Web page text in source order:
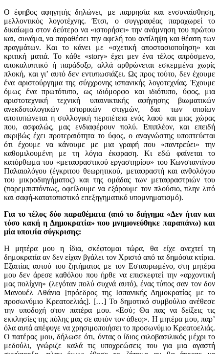
Ο έφηβος αφηγητής δηλώνει, με παρρησία και ενσυναίσθηση,
μελλοντικός λογοτέχνης. Έτσι, ο συγγραφέας παραχωρεί το
δικαίωμα στον δεύτερο να «ιστορήσει» την ανάμνηση του πρώτου
και, συνάμα, να παραθέσει την αφελή του αντίληψη και θέαση των
πραγμάτων. Και το κάνει με «σχετική αποστασιοποίηση» και
κριτική ματιά. Το κάθε «story» έχει μεν ένα τέλος απρόσμενο,
αποκαλυπτικό ή παράδοξο, αλλά αρθρώνεται εσκεμμένα χωρίς
πλοκή, και γι’ αυτό δεν εντυπωσιάζει. Ως προς τούτο, δεν έχουμε
ένα αριστούργημα της σύγχρονης ισπανικής λογοτεχνίας. Έχουμε
όμως ένα πρωτότυπο, ως ιδιόμορφο και ιδιότυπο, ύφος, μια
αριστοτεχνική τεχνική υπαινικτικής αφήγησης βιωματικών
ανεκδοτολογικών ιστορικών στιγμών, δια των οποίων
αποτυπώνεται η συλλογική περιπέτεια ενός λαού και μιας χώρας
που, ασφαλώς, μας ενδιαφέρουν πολύ. Επιπλέον, και επειδή
ακριβώς έχει προτεραιότητα το ύφος, ο αναγνώστης υποπτεύεται
ότι έχουμε να κάνουμε με μια γραφή που «παντρεύει» την
καθομιλουμένη με τη λόγια έκφραση. Κι εδώ φαίνεται το
κατόρθωμα του «μεταφραστικού εργαστηρίου» του Κωνσταντίνου
Παλαιολόγου (έγκριτου θεωρητικού, μεταφραστή και ανθολόγου
του μικροδιηγήματος) και της ομάδας των μεταφραστριών του
(παρεμπιπτόντως, οφείλουμε να εξάρουμε τον πλούσιο, πλην λιτό
και σαφή-κατατοπιστικό επεξηγηματικό υπομνηματισμό).
Για το τέλος δύο παραθέματα (από το διήγημα «Δεν ήταν και
τόσο κακή η Δημοκρατία» που μνημονεύθηκε παραπάνω) και
μία υποψία σύγκρισης:
Η μητέρα μου η ίδια, σκέφτομαι τώρα, θα είχε ανεχτεί τη
δημοκρατία αν δεν είχαν βγάλει τον Χριστό από τα δημόσια κτίρια.
Εξαιτίας αυτού του ζητήματος με τον Εσταυρωμένο, στη μητέρα
μου δεν άρεσε καθόλου που ήρθε να επισκεφτεί την «αρχοντική
μας πολίχνη» (λεγόταν πολύ συχνά αυτό), ένας τύπος σαν τον δον
Μανουέλ Αθάνια [πρόεδρος της Ισπανικής Δημοκρατίας με το
προσωνύμιο Κρεατοελιάς]. […] Το δημοτικό συμβούλιο ανέθεσε
την υποδοχή στον πατέρα μου. «Εσύ; Θα πας να δείξεις τις
εκκλησίες της πόλης μας σε αυτόν τον άθεο;». Η μητέρα μου, παρ’
όλα αυτά απέφυγε να χρησιμοποιήσει το προσωνύμιο Κρεατοελιάς.
Ο πατέρας μου, δήλωσε ότι, όντας ο ίδιος φιλοβασιλικός μέχρι το
μεδούλι, γνώριζε καλά τις υποχρεώσεις του για μια αγαστή